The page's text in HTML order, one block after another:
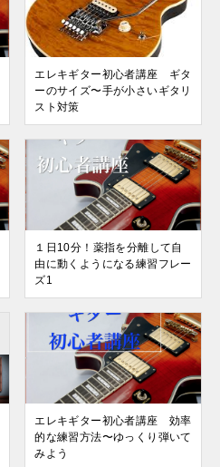
エレキギター初心者講座 ギタ
ーのサイズ〜手が小さいギタリ
スト対策
１日10分！薬指を分離して自
由に動くようになる練習フレー
ズ1
エレキギター初心者講座 効率
的な練習方法〜ゆっくり弾いて
みよう